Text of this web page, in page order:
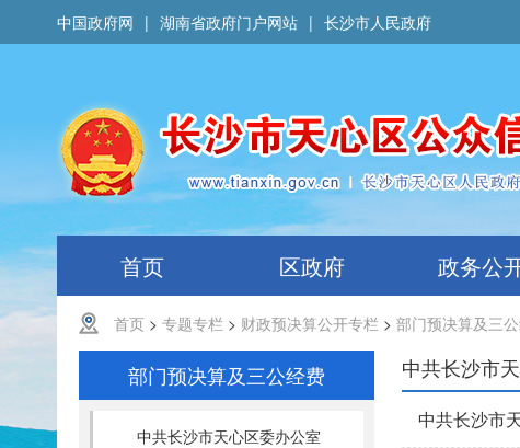
中国政府网 | 湖南省政府门户网站 | 长沙市人民政府
首页 区政府 政务公
首页 > 专题专栏 > 财政预决算公开专栏 > 部门预决算及三
部门预决算及三公经费
中共长沙市天心区委办公室
中共长沙市
中共长沙市